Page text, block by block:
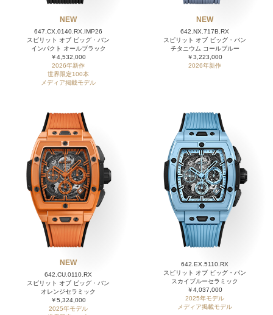
NEW
647.CX.0140.RX.IMP26
スピリット オブ ビッグ・バン
インパクト オールブラック
￥4,532,000
2026年新作
世界限定100本
メディア掲載モデル
NEW
642.NX.717B.RX
スピリット オブ ビッグ・バン
チタニウム コールブルー
￥3,223,000
2026年新作
NEW
642.CU.0110.RX
スピリット オブ ビッグ・バン
オレンジセラミック
￥5,324,000
2025年モデル
642.EX.5110.RX
スピリット オブ ビッグ・バン
スカイブルーセラミック
￥4,037,000
2025年モデル
メディア掲載モデル